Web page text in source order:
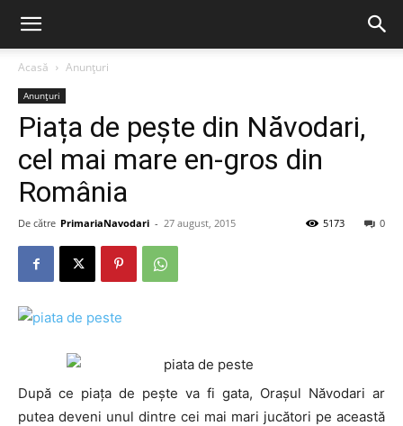
Acasă Anunțuri
Anunțuri
Piața de pește din Năvodari,
cel mai mare en-gros din
România
De către PrimariaNavodari - 27 august, 2015 0
5173
După ce piața de pește va fi gata, Orașul Năvodari ar
putea deveni unul dintre cei mai mari jucători pe această